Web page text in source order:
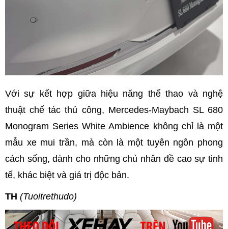
Với sự kết hợp giữa hiệu năng thể thao và nghệ
thuật chế tác thủ công, Mercedes-Maybach SL 680
Monogram Series White Ambience không chỉ là một
mẫu xe mui trần, mà còn là một tuyên ngôn phong
cách sống, dành cho những chủ nhân đề cao sự tinh
tế, khác biệt và giá trị độc bản.
TH (Tuoitrethudo)